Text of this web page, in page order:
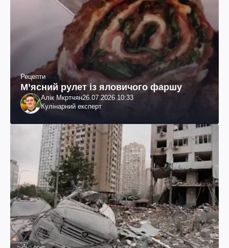
Рецепти
М’ясний рулет із яловичого фаршу
Алік Мкртчян26.07.2026 10:33
Кулінарний експерт